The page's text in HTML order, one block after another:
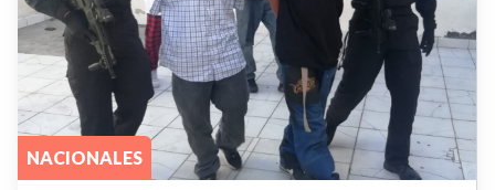
NACIONALES